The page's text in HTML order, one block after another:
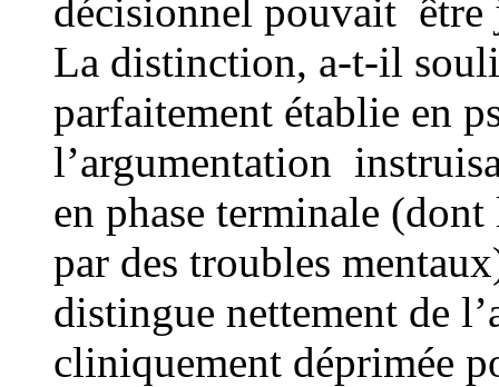
décisionnel pouvait
La distinction, a-t-il
parfaitement établie en
l’argumentation
en phase terminale (dont
par des troubles
distingue nettement de
cliniquement déprimée